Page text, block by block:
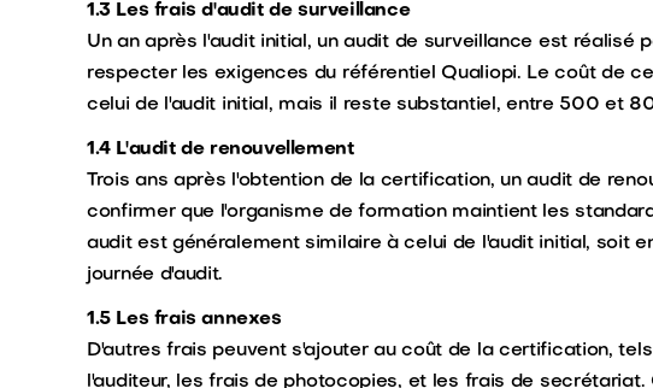
1.3 Les frais d'audit de surveillance
Un an après l'audit initial, un audit de surveillance est réalisé
respecter les exigences du référentiel Qualiopi. Le coût de
celui de l'audit initial, mais il reste substantiel, entre 500 et
1.4 L'audit de renouvellement
Trois ans après l'obtention de la certification, un audit de
confirmer que l'organisme de formation maintient les
audit est généralement similaire à celui de l'audit initial, soit
journée d'audit.
1.5 Les frais annexes
D'autres frais peuvent s'ajouter au coût de la certification,
l'auditeur, les frais de photocopies, et les frais de